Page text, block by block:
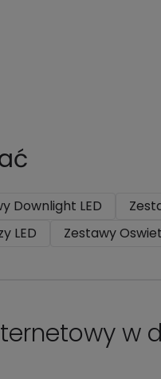
Downlight LED
LED Zestawy
w